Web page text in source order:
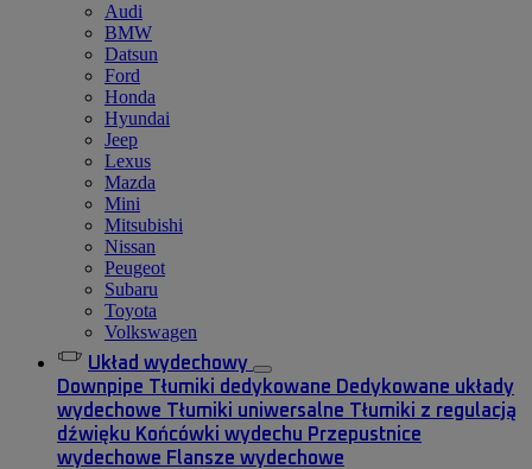
Audi
BMW
Datsun
Ford
Honda
Hyundai
Jeep
Lexus
Mazda
Mini
Mitsubishi
Nissan
Peugeot
Subaru
Toyota
Volkswagen
Układ wydechowy
Downpipe Tłumiki dedykowane Dedykowane układy
wydechowe Tłumiki uniwersalne Tłumiki z regulacją
dźwięku Końcówki wydechu Przepustnice
wydechowe Flansze wydechowe